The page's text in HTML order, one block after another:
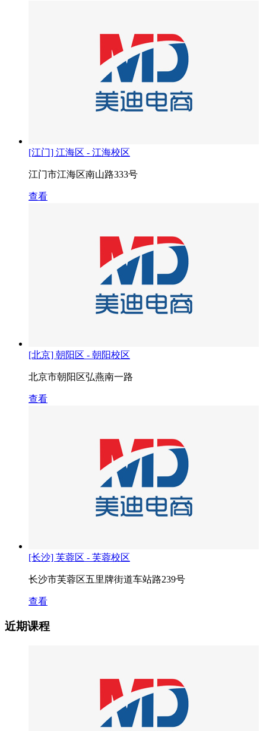
[江门] 江海区 - 江海校区
江门市江海区南山路333号
查看
[北京] 朝阳区 - 朝阳校区
北京市朝阳区弘燕南一路
查看
[长沙] 芙蓉区 - 芙蓉校区
长沙市芙蓉区五里牌街道车站路239号
查看
近期课程